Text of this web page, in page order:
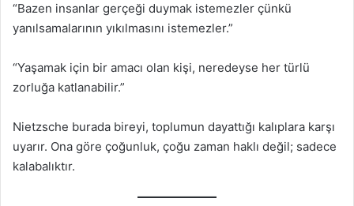
“Bazen insanlar gerçeği duymak istemezler çünkü
yanılsamalarının yıkılmasını istemezler.”
“Yaşamak için bir amacı olan kişi, neredeyse her türlü
zorluğa katlanabilir.”
Nietzsche burada bireyi, toplumun dayattığı kalıplara karşı
uyarır. Ona göre çoğunluk, çoğu zaman haklı değil; sadece
kalabalıktır.